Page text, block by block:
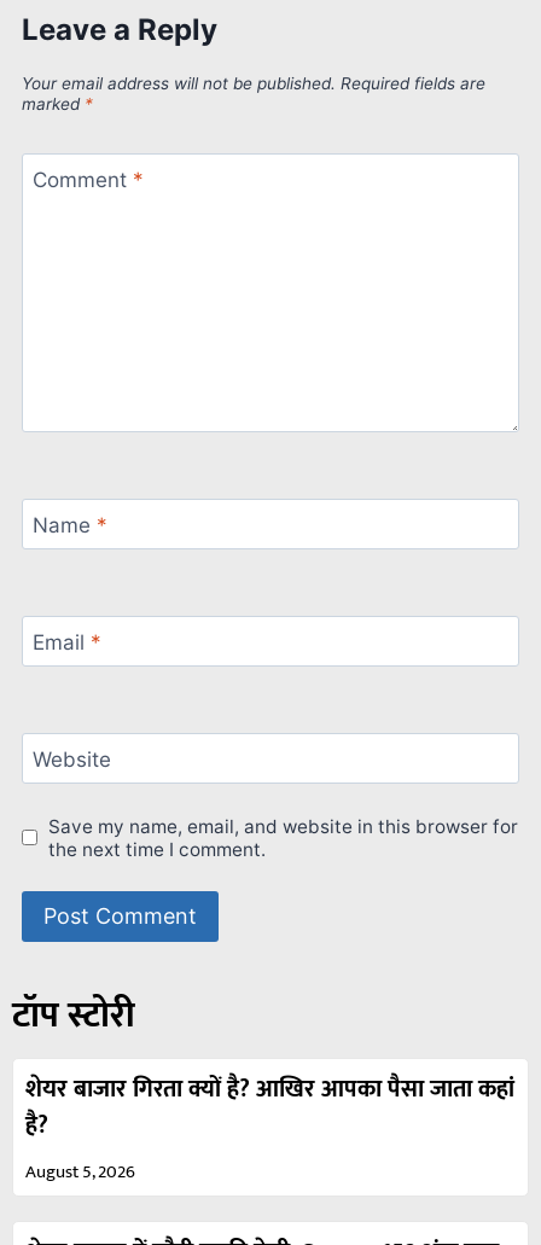
Leave a Reply
Your email address will not be published. Required fields are
marked *
Comment *
Name *
Email *
Website
Save my name, email, and website in this browser for
the next time I comment.
टॉप स्टोरी
शेयर बाजार गिरता क्यों है? आखिर आपका पैसा जाता कहां
है?
August 5, 2026